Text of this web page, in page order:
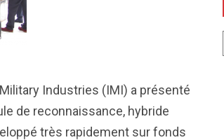
Industries (IMI) a présenté
de reconnaissance, hybride
très rapidement sur fonds